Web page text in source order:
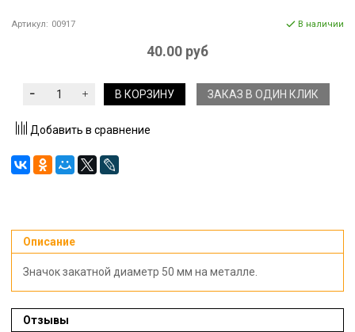
Артикул: 00917 В наличии
40.00 руб
В КОРЗИНУ ЗАКАЗ В ОДИН КЛИК
Добавить в сравнение
Описание
Значок закатной диаметр 50 мм на металле.
Отзывы